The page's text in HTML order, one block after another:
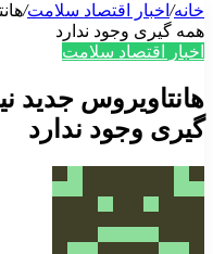
خانه/ اخبار اقتصاد سلامت/
همه گیری وجود ندارد
اخبار اقتصاد سلامت
هانتاویروس جدید
گیری وجود ندارد